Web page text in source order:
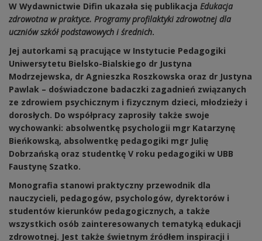
W Wydawnictwie Difin ukazała się publikacja Edukacja
zdrowotna w praktyce. Programy profilaktyki zdrowotnej dla
uczniów szkół podstawowych i średnich.
Jej autorkami są pracujące w Instytucie Pedagogiki
Uniwersytetu Bielsko-Bialskiego dr Justyna
Modrzejewska, dr Agnieszka Roszkowska oraz dr Justyna
Pawlak – doświadczone badaczki zagadnień związanych
ze zdrowiem psychicznym i fizycznym dzieci, młodzieży i
dorosłych. Do współpracy zaprosiły także swoje
wychowanki: absolwentkę psychologii mgr Katarzynę
Bieńkowską, absolwentkę pedagogiki mgr Julię
Dobrzańską oraz studentkę V roku pedagogiki w UBB
Faustynę Szatko.
Monografia stanowi praktyczny przewodnik dla
nauczycieli, pedagogów, psychologów, dyrektorów i
studentów kierunków pedagogicznych, a także
wszystkich osób zainteresowanych tematyką edukacji
zdrowotnej. Jest także świetnym źródłem inspiracji i